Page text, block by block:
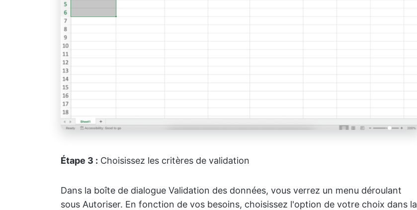
Étape 3 : Choisissez les critères de validation
Dans la boîte de dialogue Validation des données, vous verrez un menu déroulant
sous Autoriser. En fonction de vos besoins, choisissez l'option de votre choix dans la